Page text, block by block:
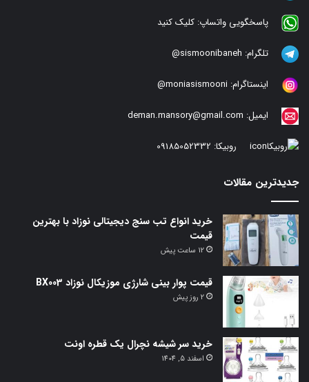
پاسخگویی واتساپ: کلیک کنید
تلگرام: sismoonibaneh@
اینستاگرام: moniasismooni@
ایمیل: deman.mansory@gmail.com
روبیکا: 09185052332
جدیدترین مقالات
خرید انواع تب سنج دیجیتالی نوزاد با بهترین
قیمت
12 ساعت پیش
قیمت پوار بینی شارژی موزیکال نوزاد BX003
2 روز پیش
خرید سر شیشه نچرال یک قطره اونت
اسفند 5, 1404